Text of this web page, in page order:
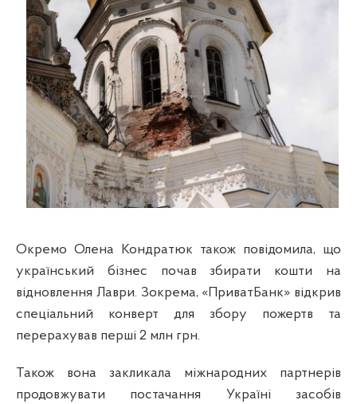
Окремо Олена Кондратюк також повідомила, що
український бізнес почав збирати кошти на
відновлення Лаври. Зокрема, «ПриватБанк» відкрив
спеціальний конверт для збору пожертв та
перерахував перші 2 млн грн.
Також вона закликала міжнародних партнерів
продовжувати постачання Україні засобів